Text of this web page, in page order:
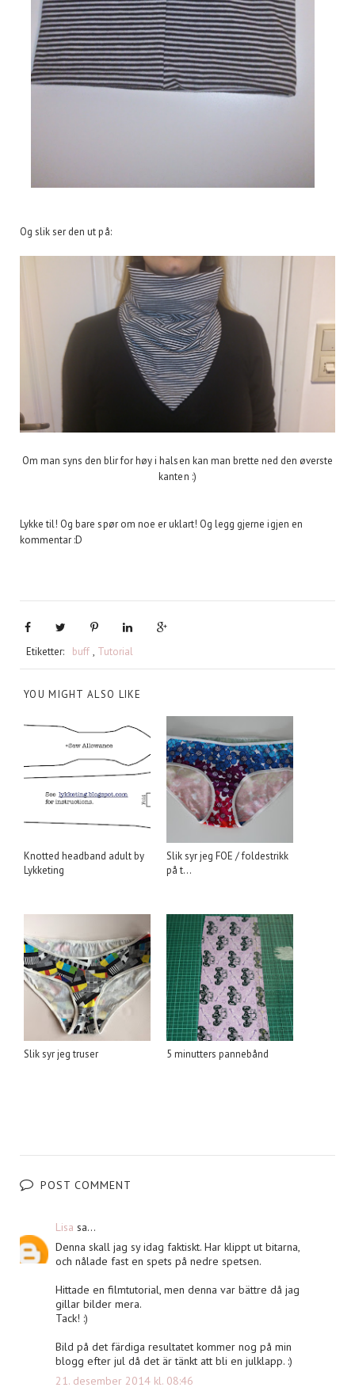
Og slik ser den ut på:
Om man syns den blir for høy i halsen kan man brette ned den øverste
kanten :)
Lykke til! Og bare spør om noe er uklart! Og legg gjerne igjen en
kommentar :D
Etiketter: buff , Tutorial
YOU MIGHT ALSO LIKE
Knotted headband adult by
Lykketing
Slik syr jeg FOE / foldestrikk
på t...
Slik syr jeg truser 5 minutters pannebånd
POST COMMENT
Lisa sa...
Denna skall jag sy idag faktiskt. Har klippt ut bitarna,
och nålade fast en spets på nedre spetsen.
Hittade en filmtutorial, men denna var bättre då jag
gillar bilder mera.
Tack! :)
Bild på det färdiga resultatet kommer nog på min
blogg efter jul då det är tänkt att bli en julklapp. :)
21. desember 2014 kl. 08:46